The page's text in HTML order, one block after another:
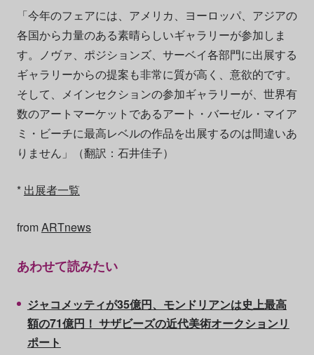
「今年のフェアには、アメリカ、ヨーロッパ、アジアの
各国から力量のある素晴らしいギャラリーが参加しま
す。ノヴァ、ポジションズ、サーベイ各部門に出展する
ギャラリーからの提案も非常に質が高く、意欲的です。
そして、メインセクションの参加ギャラリーが、世界有
数のアートマーケットであるアート・バーゼル・マイア
ミ・ビーチに最高レベルの作品を出展するのは間違いあ
りません」（翻訳：石井佳子）
* 出展者一覧
fromARTnews
あわせて読みたい
ジャコメッティが35億円、モンドリアンは史上最高
額の71億円！ サザビーズの近代美術オークションリ
ポート